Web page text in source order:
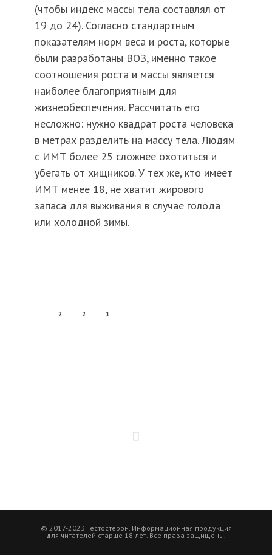
(чтобы индекс массы тела составлял от
19 до 24). Согласно стандартным
показателям норм веса и роста, которые
были разработаны ВОЗ, именно такое
соотношения роста и массы является
наиболее благоприятным для
жизнеобеспечения. Рассчитать его
несложно: нужно квадрат роста человека
в метрах разделить на массу тела. Людям
с ИМТ более 25 сложнее охотиться и
убегать от хищников. У тех же, кто имеет
ИМТ менее 18, не хватит жирового
запаса для выживания в случае голода
или холодной зимы.
2 2 1
© 2017-2023 Тестостерон. Информационная продукция
для читателей старше 18 лет. Все права защищены.